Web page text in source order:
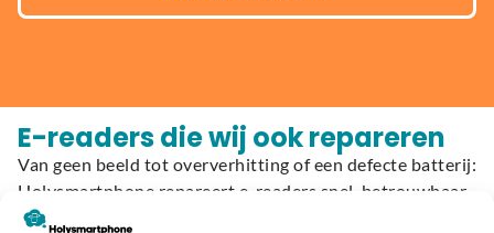
E-readers die wij ook repareren
Van geen beeld tot oververhitting of een defecte batterij:
Holysmartphone repareert e-readers snel, betrouwbaar
en met garantie. Kies hieronder jouw model en start